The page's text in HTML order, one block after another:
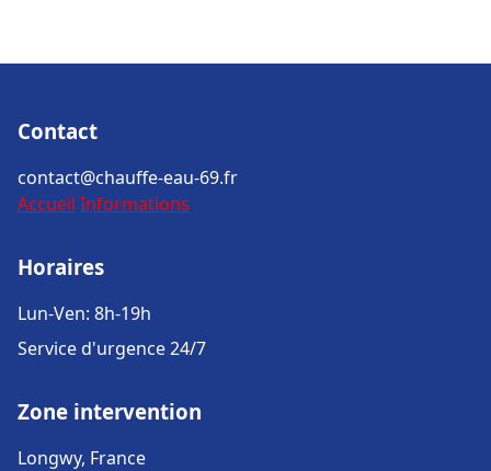
Contact
contact@chauffe-eau-69.fr
Accueil Informations
Horaires
Lun-Ven: 8h-19h
Service d'urgence 24/7
Zone intervention
Longwy, France